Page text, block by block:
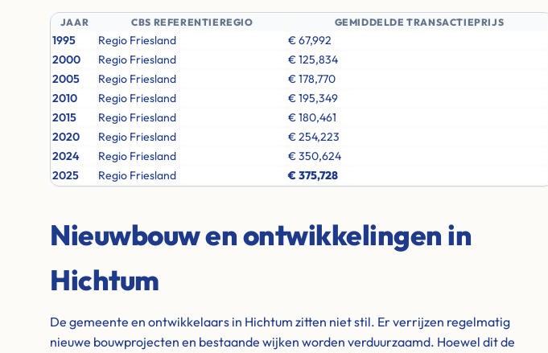
JAAR CBS REFERENTIEREGIO GEMIDDELDE TRANSACTIEPRIJS
1995 Regio Friesland
€ 67,992
2000
Regio Friesland
€ 125,834
2005
Regio Friesland
€ 178,770
2010
Regio Friesland
€ 195,349
2015
Regio Friesland
€ 180,461
2020
Regio Friesland
€ 254,223
2024
Regio Friesland
€ 350,624
2025
Regio Friesland € 375,728
Nieuwbouw en ontwikkelingen in
Hichtum
De gemeente en ontwikkelaars in Hichtum zitten niet stil. Er verrijzen regelmatig
nieuwe bouwprojecten en bestaande wijken worden verduurzaamd. Hoewel dit de